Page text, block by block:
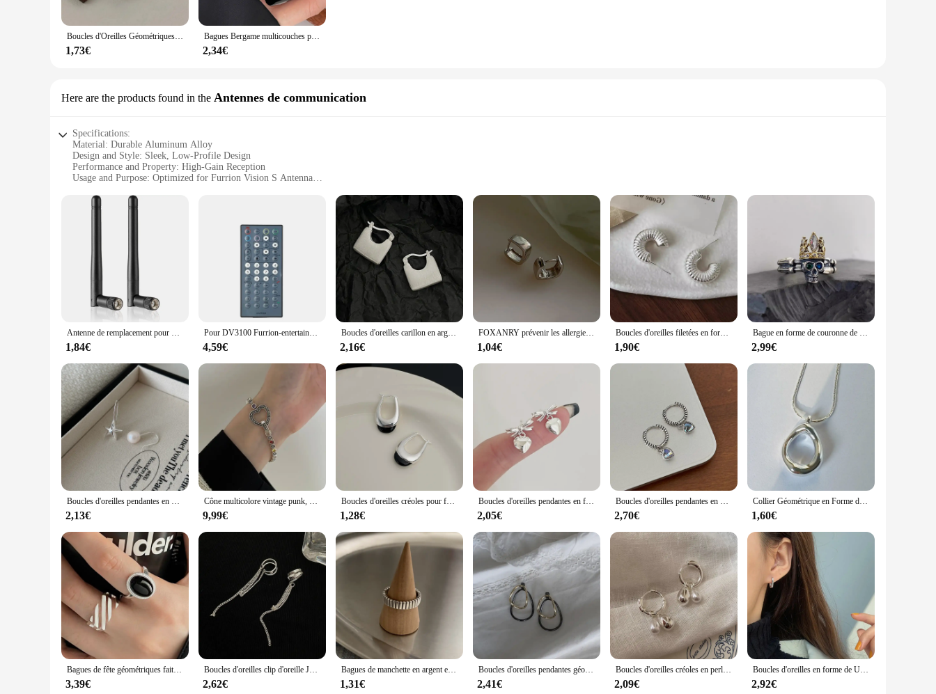
Boucles d'Oreilles Géométriques Faites à la Main pour Femme, Bijou de ix, Prévenir les Allergies, Mignon, Coréen, Bkack Ball
1,73€
Bagues Bergame multicouches pour femmes et filles, bijoux de mariée, enracinés, vert, simple, exquis, mode, élégant, doux, cadeau de mariage
2,34€
Here are the products found in the Antennes de communication
Specifications:
Material: Durable Aluminum Alloy
Design and Style: Sleek, Low-Profile Design
Performance and Property: High-Gain Reception
Usage and Purpose: Optimized for Furrion Vision S Antenna
Parts and Accessories: Easy-to-Install Mounting Bracket Included
Features:
**Enhanced Connectivity for On-the-Go Lifestyles**
The Furrion Vision S Adapter Antenna is a must-have for those who demand uninterrupted communication on the move. Designed to complement the Furrion Vision S Antenna, this adapter ensures a
stable and reliable connection in a variety of environments. Whether you're traveling in an RV, cruising on a boat, or residing in an off-grid location, this adapter is engineered to provide you with
high-gain reception, ensuring you stay connected to the world.
**Built for Durability and Ease of Use**
Crafted from a robust aluminum alloy, the Furrion Vision S Adapter is not only durable but also lightweight, making it easy to handle and install. Its sleek, low-profile design blends seamlessly with
your setup, ensuring that aesthetics are not compromised. The included easy-to-install mounting bracket simplifies the setup process, allowing you to focus on enjoying your adventures without
worrying about connectivity issues.
**Versatile and Dependable**
This adapter is not just a tool for communication; it's a symbol of reliability. It's designed to adapt to various scenarios, from the rugged terrain of an RV park to the open waters of a boat. Its high-
gain reception capability means that you can rely on this adapter to maintain a strong signal, whether you're streaming your favorite shows or staying in touch with loved ones. The Furrion Vision S
Adapter is not just a product; it's a partner in your journey, ensuring that you stay connected wherever life takes you.
Antenne de remplacement pour bande de touristes, Wi-Fi, 2.4GHz, 5GHz, 5.8GHz, Mimo, pour Furrion, caméra de recul, amplifie les signaux sans fil
1,84€
Pour DV3100 Furrion-entertainment-système-télécommande-remplacement, Pour Furrion divertissement système DV3100 DV3100-RC
4,59€
Boucles d'oreilles carillon en argent pour femmes et couples, anry enraciné, prévention des allergies, gIslande simple, géométrique, fait à la main, bijoux de fête, mignon, coréen
2,16€
FOXANRY prévenir les allergies boucles d'oreilles minimalistes pour femmes Couples nouvelle mode Vintage à la main fête d'anniversaire bijoux cadeau en gros
1,04€
Boucles d'oreilles filetées en forme de C pour femmes et filles, goujon enraciné, personnalité, classique, simple, cheminée, prévenir les allergies, bijoux de fête, 03
1,90€
Bague en forme de couronne de Seton pour femme, bijoux enracinés, multicolore, couple, vintage, créatif, chimiste, personnalité, fête, cadeaux, vente en gros
2,99€
Boucles d'oreilles pendantes en perles asymétriques enracinées pour femmes et filles, bijoux de mariée, cadeau de fête de mariage, doux et élégant, chimcréatif coréen
2,13€
Cône multicolore vintage punk, cône contre-indiqué, design créatif géométrique, anry root
9,99€
Boucles d'oreilles créoles pour femmes et filles, prévient les allergies, anry enraciné, noir, classique, élégant, minimaliste, mode, cadeaux d'anniversaire, bijoux
1,28€
Boucles d'oreilles pendantes en forme de cœur pour femmes et filles, nœud papillon enraciné, cadeau de bijoux de mariée, carillon simple, classique, doux, exquis, élégant, mariage
2,05€
Boucles d'oreilles pendantes en pierre de lune enracinée pour femmes et filles, coeur d'amour, mode simple, douce, élégante, prévention des allergies, bijoux de fiançailles, cadeaux
2,70€
Collier Géométrique en Forme de Goutte d'Eau, Creux, Irrégulier, pour Femme et Couple, Nouvelle Mode, Simple, Clavicule, JOParty, Bijoux Cadeaux
1,60€
Bagues de fête géométriques faites à la main pour femmes, design créatif, accessoires de bijoux de fête, contre-indiqué, anry enraciné, noir, nouvelle mode
3,39€
Boucles d'oreilles clip d'oreille JOTassel pour femmes, prévient les allergies, enracinées, nouvelle mode, simple, double couche, géométrique, bijoux de fête
2,62€
Bagues de manchette en argent enracinées minimalistes pour femmes et couples, bijoux de fête de personnalité classiques, cadeaux créatifs, document anry, mode, vente en gros
1,31€
Boucles d'oreilles pendantes géométriques irrégulières bicolores enracinées pour femmes, bijoux simples et créatifs, prévient les allergies exagérées, cadeau pour les travailleurs
2,41€
Boucles d'oreilles créoles en perles de goutte d'eau enracinées pour femmes et filles, bijoux simples doux et élégants, prévient les allergies, nouveaux cadeaux pour les travailleurs
2,09€
Boucles d'oreilles en forme de U faites à la main pour la mariée, prévient les allergies, document en argent, bijoux enracinés, cadeaux vintage, mode française
2,92€